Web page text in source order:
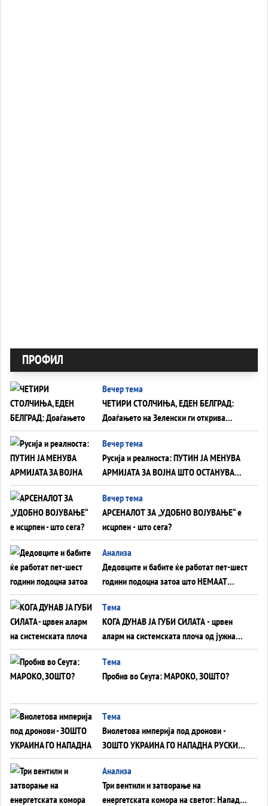
ПРОФИЛ
Вечер тема
ЧЕТИРИ СТОЛЧИЊА, ЕДЕН БЕЛГРАД:
Доаѓањето на Зеленски ги открива
тајните на политиката на балансирање
на Вучиќ
Вечер тема
Русија и реалноста: ПУТИН ЈА МЕНУВА
АРМИЈАТА ЗА ВОЈНА ШТО ОСТАНУВА
БЕЗ ФРОНТ
Вечер тема
АРСЕНАЛОТ ЗА „УДОБНО ВОЈУВАЊЕ“ е
исцрпен - што сега?
Анализа
Дедовците и бабите ќе работат пет-шест
години подоцна затоа што НЕМААТ
ВНУЦИ ДА ГИ ЗАМЕНАТ
Tема
КОГА ДУНАВ ЈА ГУБИ СИЛАТА - црвен
аларм на системската плоча од јужна
Германија до Црното Море...
Tема
Пробив во Сеута: МАРОКО, ЗОШТО?
Tема
Виолетова империја под дронови -
ЗОШТО УКРАИНА ГО НАПАДНА РУСКИОТ
WILDBERRIES
Aнализа
Три вентили и затворање на
енергетската комора на светот: Нападот